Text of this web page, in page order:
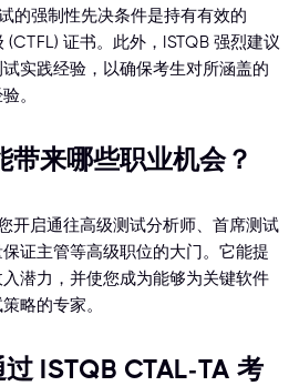
的强制性先决条件是持有有效的
(CTFL) 证书。此外，ISTQB 强烈建议
实践经验，以确保考生对所涵盖的
。
带来哪些职业机会？
开启通往高级测试分析师、首席测试
证主管等高级职位的大门。它能提
潜力，并使您成为能够为关键软件
略的专家。
ISTQB CTAL-TA 考